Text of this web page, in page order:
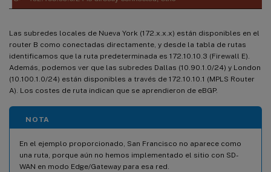
Las subredes locales de Nueva York (172.x.x.x) están disponibles en el
router B como conectadas directamente, y desde la tabla de rutas
identificamos que la ruta predeterminada es 172.10.10.3 (Firewall E).
Además, podemos ver que las subredes Dallas (10.90.1.0/24) y London
(10.100.1.0/24) están disponibles a través de 172.10.10.1 (MPLS Router
A). Los costes de ruta indican que se aprendieron de eBGP.
NOTA
En el ejemplo proporcionado, San Francisco no aparece como
una ruta, porque aún no hemos implementado el sitio con SD-
WAN en modo Edge/Gateway para esa red.